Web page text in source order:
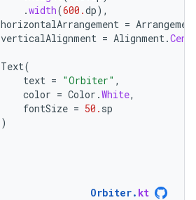
.width(600.dp),
horizontalArrangement =
verticalAlignment = Alignment .
Text(
text = "Orbiter" ,
color = Color .White,
fontSize = 50. sp
)
Orbiter. kt